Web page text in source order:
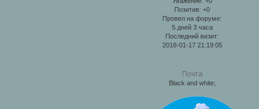
Позитив: +0
Провел на форуме:
5 дней 3 часа
Последний визит:
2018-01-17 21:19:05
Почта
Black and white;